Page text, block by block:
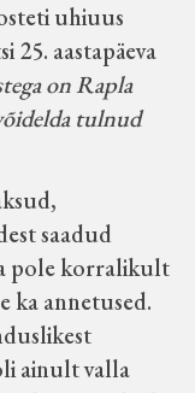
uhiuus
aastapäeva
on Rapla
tulnud
saadud
pole korralikult
ka annetused.
ainult valla